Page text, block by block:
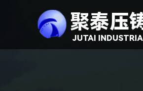
JUTAI
聚泰压